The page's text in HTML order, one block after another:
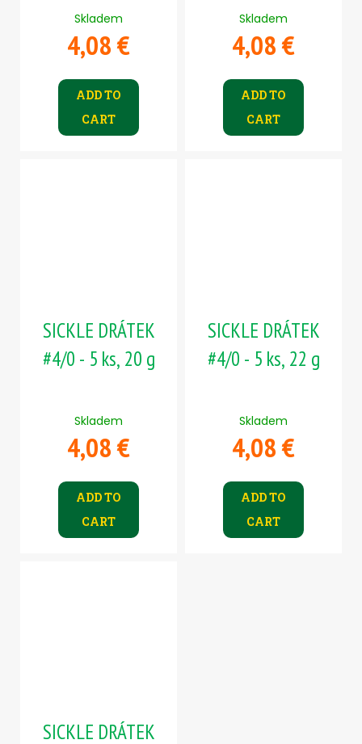
Skladem
4,08 €
ADD TO
CART
Skladem
4,08 €
ADD TO
CART
SICKLE DRÁTEK
#4/0 - 5 ks, 20 g
Skladem
4,08 €
ADD TO
CART
SICKLE DRÁTEK
#4/0 - 5 ks, 22 g
Skladem
4,08 €
ADD TO
CART
SICKLE DRÁTEK